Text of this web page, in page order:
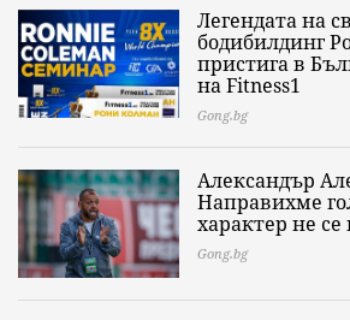
Легендата на
бодибилдинг
пристига в
на Fitness1
Gong.bg
Александър
Направихме
характер не
Gong.bg